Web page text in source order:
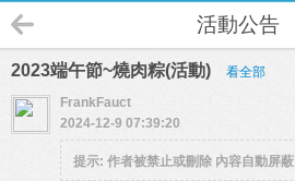
活動公告
2023端午節~燒肉粽(活動) 看全部
FrankFauct
2024-12-9 07:39:20
提示: 作者被禁止或刪除 內容自動屏蔽